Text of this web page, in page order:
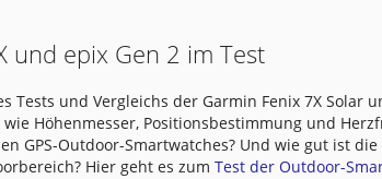
und epix Gen 2 im Test
Tests und Vergleichs der Garmin Fenix 7X Solar
Höhenmesser, Positionsbestimmung und
GPS-Outdoor-Smartwatches? Und wie gut ist
Hier geht es zumTest der Outdoor-